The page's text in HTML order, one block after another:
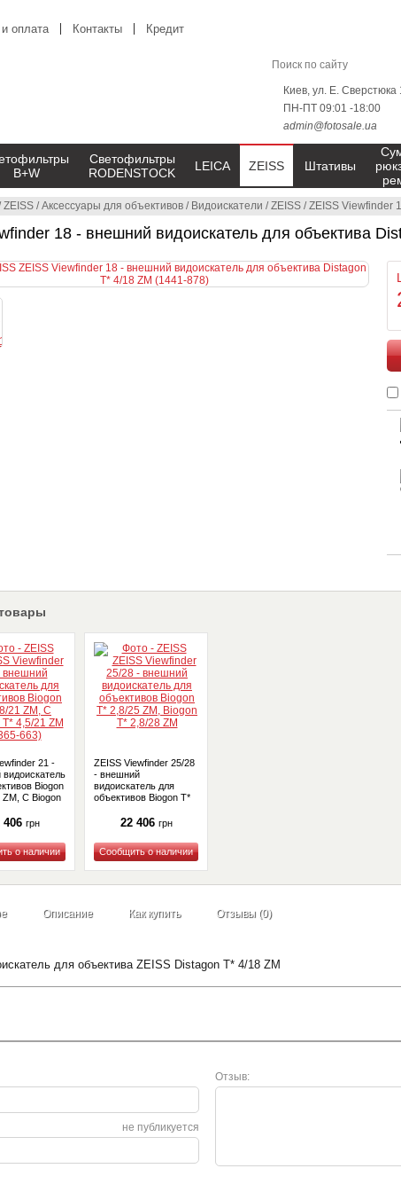
ZEISS /Аксессуары для объективов / Видоискатели /ZEISS /ZEISS Viewfinder
18 - внешний видоискатель для объектива
21 -
Biogon
ZM, C Biogon
406 грн
ZEISS Viewfinder 25/28
- внешний
видоискатель для
объективов Biogon T*
2,8/28 ZM22 406 грн
Купить
Описание Как купить Отзывы (0)
для объектива ZEISS Distagon T* 4/18 ZM
Отзыв:
не публикуется
оплата Контакты Кредит
Киев, ул. Е.
ПН-ПТ 09:01 -18:00
admin@fotosale.ua
B+W
Светофильтры
RODENSTOCK
LEICA ZEISS Штативы